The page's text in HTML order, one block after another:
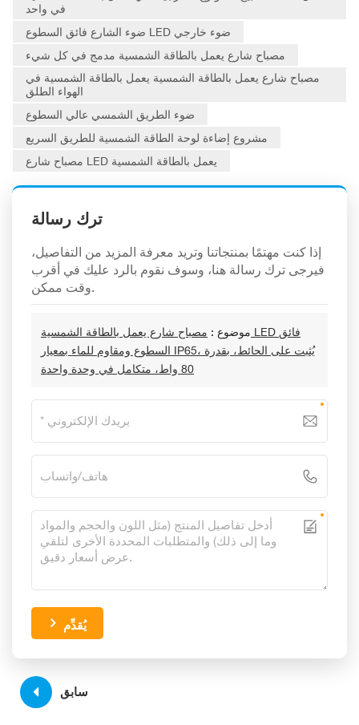
في واحد
ضوء الشارع فائق السطوع LED ضوء خارجي
مصباح شارع يعمل بالطاقة الشمسية مدمج في كل شيء
مصباح شارع يعمل بالطاقة الشمسية يعمل بالطاقة الشمسية في
الهواء الطلق
ضوء الطريق الشمسي عالي السطوع
مشروع إضاءة لوحة الطاقة الشمسية للطريق السريع
مصباح شارع LED يعمل بالطاقة الشمسية
ترك رسالة
إذا كنت مهتمًا بمنتجاتنا وتريد معرفة المزيد من التفاصيل،
فيرجى ترك رسالة هنا، وسوف نقوم بالرد عليك في أقرب
وقت ممكن.
موضوع : مصباح شارع يعمل بالطاقة الشمسية LED فائق
السطوع ومقاوم للماء بمعيار IP65، يُثبت على الحائط، بقدرة
80 واط، متكامل في وحدة واحدة
يُقدِّم
سابق